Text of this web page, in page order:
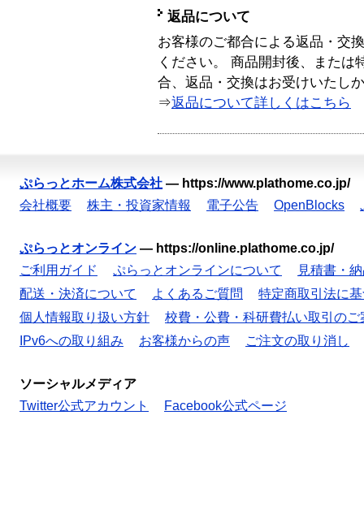
返品について
お客様のご都合による返品・交
ください。 商品開封後、または
合、返品・交換はお受けいたし
⇒返品について詳しくはこちら
ぷらっとホーム株式会社 — https://www.plathome.co.jp/
会社概要
株主・投資家情報 電子公告 OpenBlocks
ぷらっとオンライン — https://online.plathome.co.jp/
ご利用ガイド
ぷらっとオンラインについて
見積書・
配送・決済について
よくあるご質問
特定商取引法に
個人情報取り扱い方針
校費・公費・科研費払い取引のご
IPv6への取り組み
お客様からの声 ご注文の取り消し
ソーシャルメディア
Twitter公式アカウント
Facebook公式ページ